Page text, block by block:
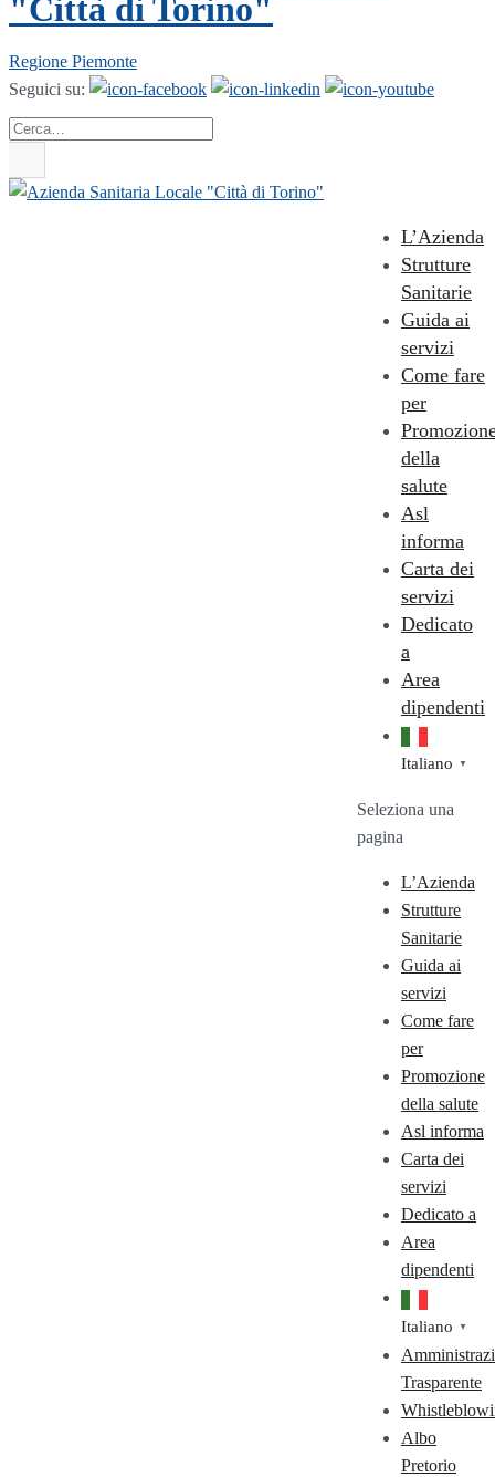
"Città di Torino"
Regione Piemonte
Seguici su:
Cerca
L’Azienda
Strutture
Sanitarie
Guida ai
servizi
Come fare
per
della
salute
Asl
informa
Carta dei
servizi
Dedicato
a
Area
dipendenti
Italiano ▼
Seleziona una
pagina
L’Azienda
Strutture
Sanitarie
Guida ai
servizi
Come fare
per
Promozione
della salute
Asl informa
Carta dei
servizi
Dedicato a
Area
dipendenti
Italiano ▼
Trasparente
Albo
Pretorio